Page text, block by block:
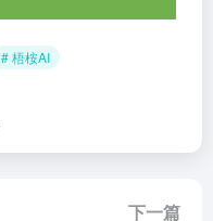
# 梧桉AI
下一篇